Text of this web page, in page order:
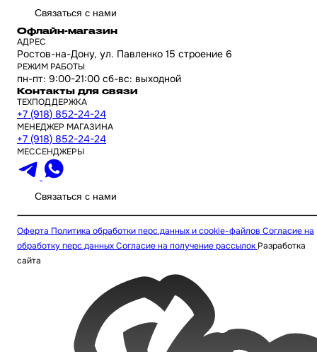
Связаться с нами
Офлайн-магазин
АДРЕС
Ростов-на-Дону, ул. Павленко 15 строение 6
РЕЖИМ РАБОТЫ
пн-пт: 9:00-21:00 сб-вс: выходной
Контакты для связи
ТЕХПОДДЕРЖКА
+7 (918) 852-24-24
МЕНЕДЖЕР МАГАЗИНА
+7 (918) 852-24-24
МЕССЕНДЖЕРЫ
Связаться с нами
Оферта Политика обработки перс.данных и cookie-файлов Согласие на
обработку перс.данныхСогласие на получение рассылок Разработка
сайта